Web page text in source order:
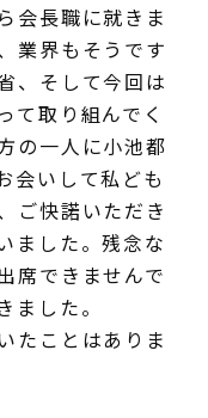
会長職に就きま
業界もそうです
、そして今回は
て取り組んでく
の一人に小池都
会いして私ども
ご快諾いただき
ました。残念な
席できませんで
ました。
たことはありま